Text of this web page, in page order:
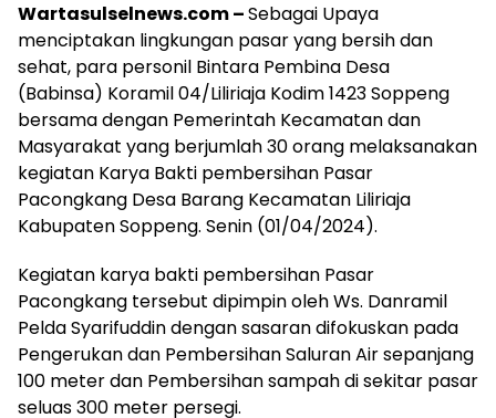
Wartasulselnews.com –Sebagai Upaya
menciptakan lingkungan pasar yang bersih dan
sehat, para personil Bintara Pembina Desa
(Babinsa) Koramil 04/Liliriaja Kodim 1423 Soppeng
bersama dengan Pemerintah Kecamatan dan
Masyarakat yang berjumlah 30 orang melaksanakan
kegiatan Karya Bakti pembersihan Pasar
Pacongkang Desa Barang Kecamatan Liliriaja
Kabupaten Soppeng. Senin (01/04/2024).
Kegiatan karya bakti pembersihan Pasar
Pacongkang tersebut dipimpin oleh Ws. Danramil
Pelda Syarifuddin dengan sasaran difokuskan pada
Pengerukan dan Pembersihan Saluran Air sepanjang
100 meter dan Pembersihan sampah di sekitar pasar
seluas 300 meter persegi.